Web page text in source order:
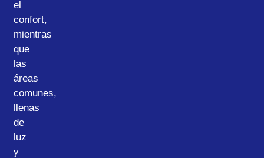
el
confort,
mientras
que
las
áreas
comunes,
llenas
de
luz
y